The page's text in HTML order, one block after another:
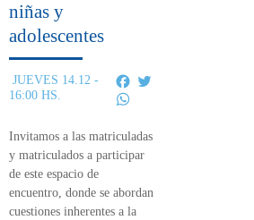
niñas y
adolescentes
JUEVES 14.12 -
16:00 HS.
Facebook
Invitamos a las matriculadas
y matriculados a participar
de este espacio de
encuentro, donde se abordan
cuestiones inherentes a la